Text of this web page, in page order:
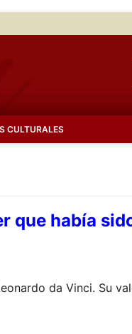
CULTURALES
que había
da Vinci. Su